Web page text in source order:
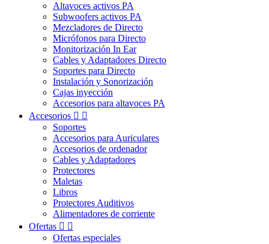
Altavoces activos PA
Subwoofers activos PA
Mezcladores de Directo
Micrófonos para Directo
Monitorización In Ear
Cables y Adaptadores Directo
Soportes para Directo
Instalación y Sonorización
Cajas inyección
Accesorios para altavoces PA
Accesorios  
Soportes
Accesorios para Auriculares
Accesorios de ordenador
Cables y Adaptadores
Protectores
Maletas
Libros
Protectores Auditivos
Alimentadores de corriente
Ofertas  
Ofertas especiales